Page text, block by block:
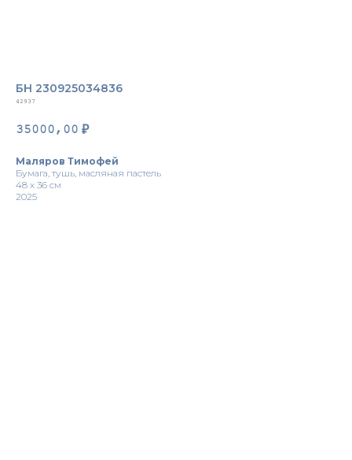
БН 230925034836
42937
35000,00 ₽
Маляров Тимофей
Бумага, тушь, масляная пастель
48 х 36 см
2025